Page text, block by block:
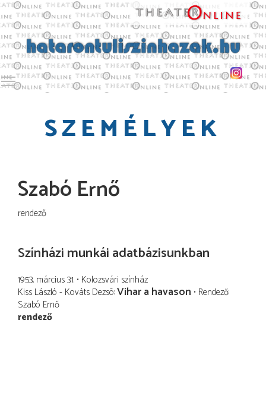
Toggle main menu visibility
SZEMÉLYEK
Szabó Ernő
rendező
Színházi munkái adatbázisunkban
1953. március 31. Kolozsvári színház
Kiss László - Kováts Dezsõ Vihar a havason Rendező
Szabó Ernő
rendező